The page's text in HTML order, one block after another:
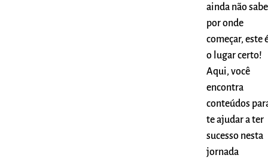
ainda não sabe
por onde
começar, este
o lugar certo!
Aqui, você
encontra
conteúdos
te ajudar a ter
sucesso nesta
jornada